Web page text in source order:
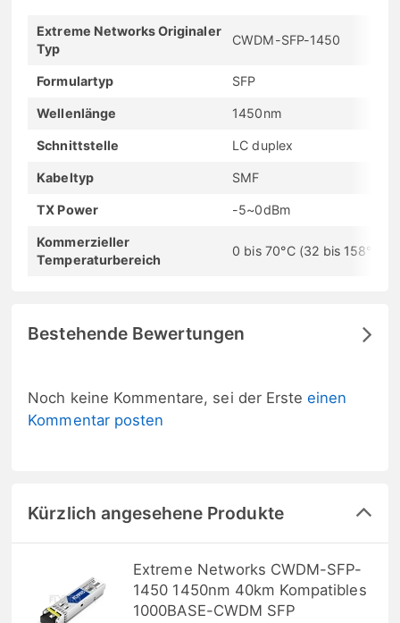
Extreme Networks Originaler
Typ
CWDM-SFP-1450
Formulartyp SFP
Wellenlänge 1450nm
Schnittstelle LC duplex
Kabeltyp SMF
TX Power -5~0dBm
Kommerzieller
Temperaturbereich
0 bis 70°C (32 bis 158°F)
Bestehende Bewertungen
Noch keine Kommentare, sei der Ersteeinen
Kommentar posten
Kürzlich angesehene Produkte
Extreme Networks CWDM-SFP-
1450 1450nm 40km Kompatibles
1000BASE-CWDM SFP